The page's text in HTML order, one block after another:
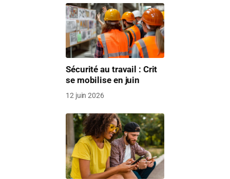
Sécurité au travail : Crit
se mobilise en juin
12 juin 2026